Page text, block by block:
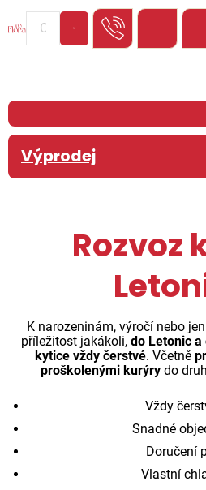
Výprodej
Rozvoz
K narozeninám, výročí nebo
příležitost jakákoli, do Letonic a
kytice vždy čerstvé. Včetně
proškolenými kurýrydo
Vždy
Snadné
Doručení
Vlastní